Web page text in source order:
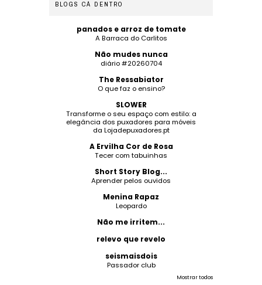
BLOGS CÁ DENTRO
panados e arroz de tomate
A Barraca do Carlitos
Não mudes nunca
diário #20260704
The Ressabiator
O que faz o ensino?
SLOWER
Transforme o seu espaço com estilo: a
elegância dos puxadores para móveis
da Lojadepuxadores.pt
A Ervilha Cor de Rosa
Tecer com tabuinhas
Short Story Blog...
Aprender pelos ouvidos
Menina Rapaz
Leopardo
Não me irritem...
relevo que revelo
seismaisdois
Passador club
Mostrar todos